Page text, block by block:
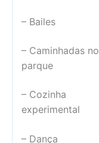
– Bailes
– Caminhadas no
parque
– Cozinha
experimental
– Dança